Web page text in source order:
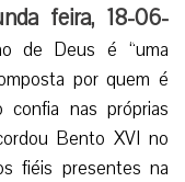
feira, 18-06-
de Deus é “uma
por quem é
confia nas próprias
Bento XVI no
fiéis presentes na